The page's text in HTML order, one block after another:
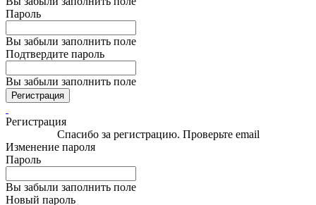
Пароль
Вы забыли заполнить поле
Подтвердите пароль
Вы забыли заполнить поле
Регистрация
Регистрация
Спасибо за регистрацию. Проверьте email
Изменение пароля
Пароль
Вы забыли заполнить поле
Новый пароль